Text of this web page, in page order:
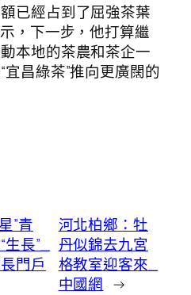
已經占到了屈強茶葉
，下一步，他打算繼
本地的茶農和茶企一
昌綠茶”推向更廣闊的
”青
長”_
門戶
河北柏鄉：牡
丹似錦去九宮
格教室迎客來_
中國網 →